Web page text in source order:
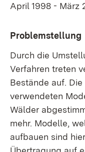
April 1998 - März
Problemstellung
Durch die
Verfahren treten
Bestände auf.
verwendeten
Wälder
mehr. Modelle,
aufbauen sind